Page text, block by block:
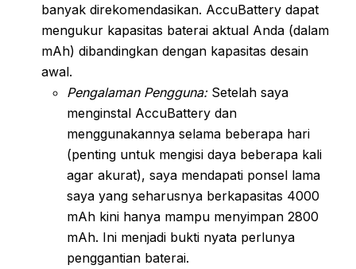
banyak direkomendasikan. AccuBattery dapat
mengukur kapasitas baterai aktual Anda (dalam
mAh) dibandingkan dengan kapasitas desain
awal.
Pengalaman Pengguna:Setelah saya
menginstal AccuBattery dan
menggunakannya selama beberapa hari
(penting untuk mengisi daya beberapa kali
agar akurat), saya mendapati ponsel lama
saya yang seharusnya berkapasitas 4000
mAh kini hanya mampu menyimpan 2800
mAh. Ini menjadi bukti nyata perlunya
penggantian baterai.